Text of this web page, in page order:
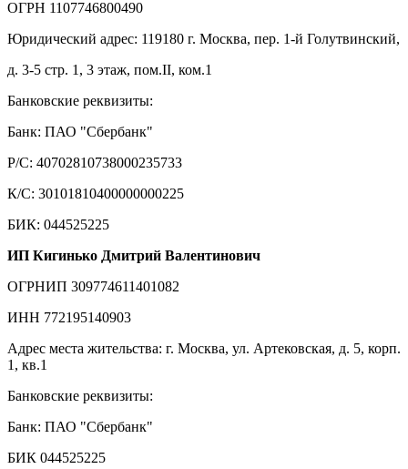
ОГРН 1107746800490
Юридический адрес: 119180 г. Москва, пер. 1-й Голутвинский,
д. 3-5 стр. 1, 3 этаж, пом.II, ком.1
Банковские реквизиты:
Банк: ПАО "Сбербанк"
Р/С: 40702810738000235733
К/С: 30101810400000000225
БИК: 044525225
ИП Кигинько Дмитрий Валентинович
ОГРНИП 309774611401082
ИНН 772195140903
Адрес места жительства: г. Москва, ул. Артековская, д. 5, корп.
1, кв.1
Банковские реквизиты:
Банк: ПАО "Сбербанк"
БИК 044525225